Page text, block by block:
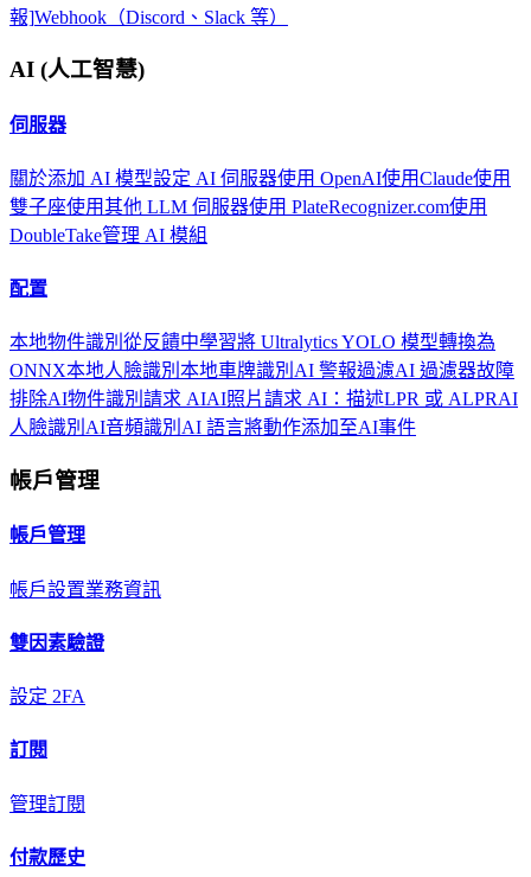
報]Webhook（Discord、Slack 等）
AI (人工智慧)
伺服器
關於添加 AI 模型設定 AI 伺服器使用 OpenAI使用Claude使用
雙子座使用其他 LLM 伺服器使用 PlateRecognizer.com使用
DoubleTake管理 AI 模組
配置
本地物件識別 從反饋中學習將 Ultralytics YOLO 模型轉換為
ONNX本地人臉識別 本地車牌識別 AI 警報過濾AI 過濾器故障
排除AI物件識別 請求 AIAI照片請求 AI：描述LPR 或 ALPRAI
人臉識別 AI音頻識別 AI 語言將動作添加至AI事件
帳戶管理
帳戶管理
帳戶設置業務資訊
雙因素驗證
設定 2FA
訂閱
管理訂閱
付款歷史